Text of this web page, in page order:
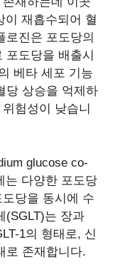
이 재흡수되어 혈
진은 포도당의
도당을 배출시
베타 세포 기능
당 상승을 억제하
험성이 낮습니
glucose co-
는 다양한 포도당
당을 동시에 수
(SGLT)는 장과
1의 형태로, 신
로 존재합니다.